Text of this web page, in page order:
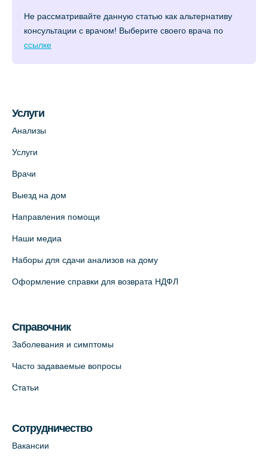
Не рассматривайте данную статью как альтернативу
консультации с врачом! Выберите своего врача по
ссылке
Услуги
Анализы
Услуги
Врачи
Выезд на дом
Направления помощи
Наши медиа
Наборы для сдачи анализов на дому
Оформление справки для возврата НДФЛ
Справочник
Заболевания и симптомы
Часто задаваемые вопросы
Статьи
Сотрудничество
Вакансии